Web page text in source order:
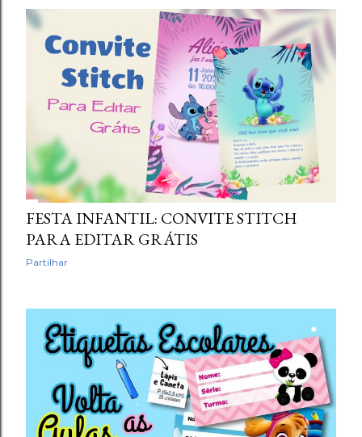
FESTA INFANTIL: CONVITE STITCH
PARA EDITAR GRÁTIS
Partilhar